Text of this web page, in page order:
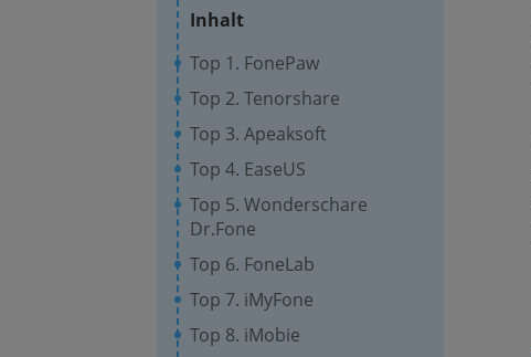
Inhalt
Top 1. FonePaw
Top 2. Tenorshare
Top 3. Apeaksoft
Top 4. EaseUS
Top 5. Wonderschare
Dr.Fone
Top 6. FoneLab
Top 7. iMyFone
Top 8. iMobie